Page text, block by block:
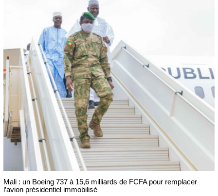
Mali : un Boeing 737 à 15,6 milliards de FCFA pour remplacer
l’avion présidentiel immobilisé